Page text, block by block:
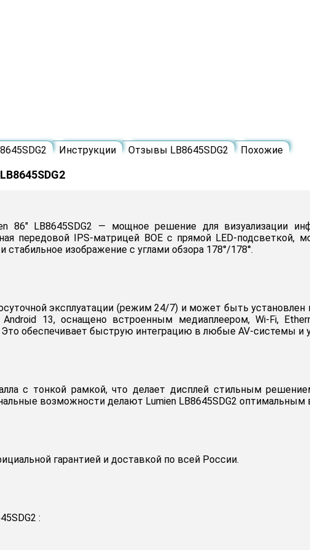
Инструкции Отзывы LB8645SDG2 Похожие
LB8645SDG2 — мощное решение для визуализации
передовой IPS-матрицей BOE с прямой LED-подсветкой,
изображение с углами обзора 178°/178°.
эксплуатации (режим 24/7) и может быть установлен
13, оснащено встроенным медиаплеером, Wi‑Fi,
Это обеспечивает быструю интеграцию в любые AV‑системы и
с тонкой рамкой, что делает дисплей стильным
возможности делают Lumien LB8645SDG2 оптимальным
гарантией и доставкой по всей России.
: